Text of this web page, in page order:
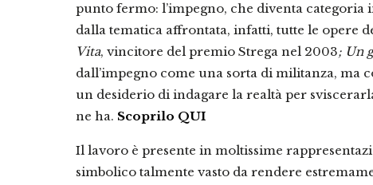
punto fermo: l’impegno, che diventa
dalla tematica affrontata, infatti, tutte le opere
Vita, vincitore del premio Strega nel 2003; Un
dall’impegno come una sorta di militanza, ma
un desiderio di indagare la realtà per
ne ha. Scoprilo QUI
Il lavoro è presente in moltissime
simbolico talmente vasto da rendere